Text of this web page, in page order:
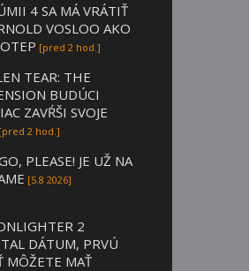
4 SA MÁ VRÁTIŤ
VOSLOO AKO
[pred 2 hod.]
TEAR: THE
BUDÚCI
ZAVŔŠI SVOJE
[pred 2 hod.]
PLEASE! JE UŽ NA
[5.8 2026]
2
DÁTUM, PRVÚ
MÔŽETE MAŤ